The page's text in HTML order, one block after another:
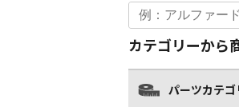
カテゴリーから
パーツカテゴ